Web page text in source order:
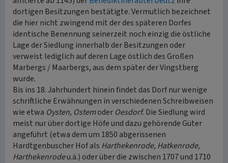
dortigen Besitzungen bestätigte. Vermutlich bezeichnet
die hier nicht zwingend mit der des späteren Dorfes
identische Benennung seinerzeit noch einzig die östliche
Lage der Siedlung innerhalb der Besitzungen oder
verweist lediglich auf deren Lage östlich des Großen
Marbergs / Maarbergs, aus dem später der Vingstberg
wurde.
Bis ins 18. Jahrhundert hinein findet das Dorf nur wenige
schriftliche Erwähnungen in verschiedenen Schreibweisen
wie etwa Oysten, Ostemoder Oesdorf. Die Siedlung wird
meist nur über dortige Höfe und dazu gehörende Güter
angeführt (etwa dem um 1850 abgerissenen
Hardtgenbuscher Hof als Harthekenrode, Hatkenrode,
Harthekenrodeu.ä.) oder über die zwischen 1707 und 1710